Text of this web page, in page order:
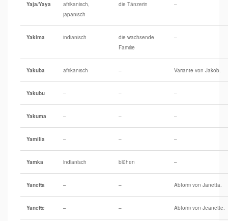
Yaja/Yaya
afrikanisch,
japanisch
die Tänzerin –
Yakima indianisch
die wachsende
Familie
–
Yakuba afrikanisch – Variante von Jakob.
Yakubu – – –
Yakuma – – –
Yamilia – – –
Yamka indianisch blühen –
Yanetta – – Abform von Janetta.
Yanette – – Abform von Jeanette.